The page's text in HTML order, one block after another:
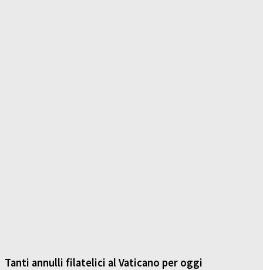
Tanti annulli filatelici al Vaticano per oggi